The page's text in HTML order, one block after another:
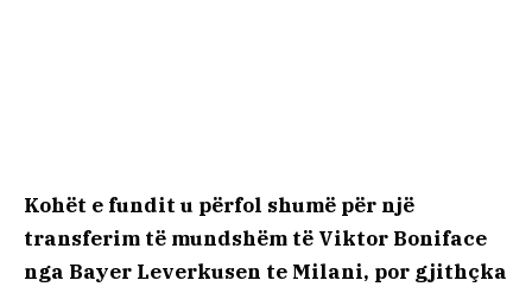
Kohët e fundit u përfol shumë për një
transferim të mundshëm të Viktor Boniface
nga Bayer Leverkusen te Milani, por gjithçka